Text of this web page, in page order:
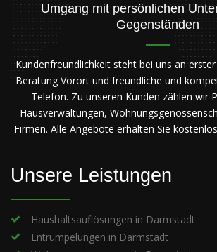
Umgang mit persönlichen
Gegenständen
Kundenfreundlichkeit steht bei uns an
Beratung Vorort und freundliche und
Telefon. Zu unseren Kunden zählen wir
Hausverwaltungen,
Firmen. Alle Angebote erhalten Sie
Unsere Leistungen
Haushaltsauflösungen in Darmstadt
Entrümpelungen in Darmstadt